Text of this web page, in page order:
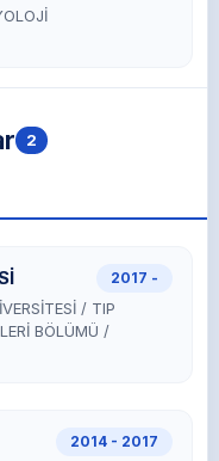
2
2017 -
/ TIP
BÖLÜMÜ /
2014 - 2017